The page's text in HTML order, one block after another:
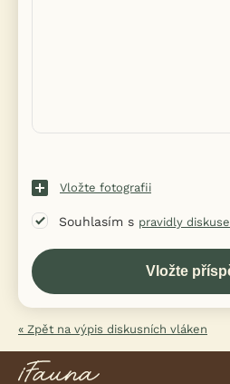
Vložte fotografii
Souhlasím s pravidly diskuse
« Zpět na výpis diskusních vláken